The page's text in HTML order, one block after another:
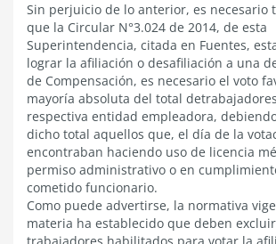
Sin perjuicio de lo anterior, es necesario
que la Circular N°3.024 de 2014, de esta
Superintendencia, citada en Fuentes,
lograr la afiliación o desafiliación a una
de Compensación, es necesario el voto
mayoría absoluta del total
respectiva entidad empleadora,
dicho total aquellos que, el día de la
encontraban haciendo uso de licencia
permiso administrativo o en
cometido funcionario.
Como puede advertirse, la normativa
materia ha establecido que deben